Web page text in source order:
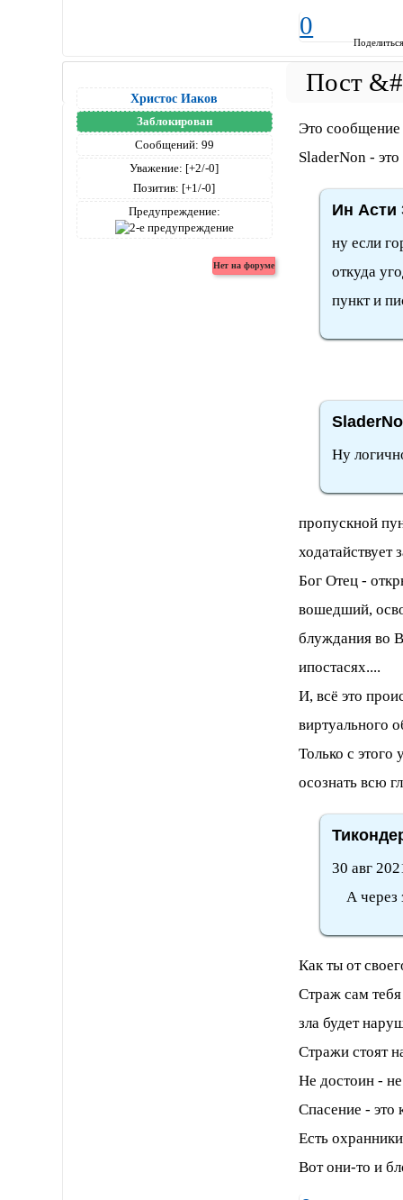
0
Христос Иаков
Заблокирован
Сообщений: 99
Уважение: [+2/-0]
Позитив: [+1/-0]
Предупреждение:
Это
SladerNon -
Ин Асти
ну если
откуда
пункт и
Ну
пропускной
Бог Отец -
вошедший,
блуждания во
ипостасях....
И, всё это
виртуального
Только с
осознать всю
30 авг
А через
Как ты от
Страж сам тебя
зла будет
Стражи стоят
Не достоин -
Спасение - это
Есть
Вот они-то и